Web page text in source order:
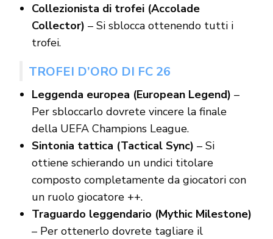
Collezionista di trofei (Accolade
Collector) – Si sblocca ottenendo tutti i
trofei.
TROFEI D’ORO DI FC 26
Leggenda europea (European Legend) –
Per sbloccarlo dovrete vincere la finale
della UEFA Champions League.
Sintonia tattica (Tactical Sync) – Si
ottiene schierando un undici titolare
composto completamente da giocatori con
un ruolo giocatore ++.
Traguardo leggendario (Mythic Milestone)
– Per ottenerlo dovrete tagliare il